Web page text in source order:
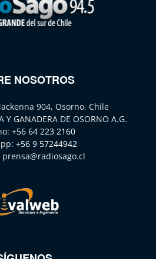
NOSOTROS
904, Osorno, Chile
Y GANADERA DE OSORNO A.G.
+56 64 223 2160
+56 9 57244942
prensa@radiosago.cl